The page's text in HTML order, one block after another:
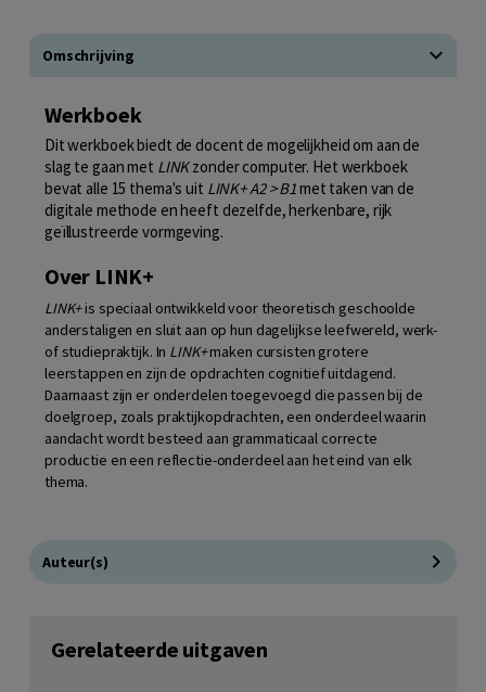
Omschrijving
Werkboek
Dit werkboek biedt de docent de mogelijkheid om aan de
slag te gaan met LINKzonder computer. Het werkboek
bevat alle 15 thema's uit LINK+ A2 > B1met taken van de
digitale methode en heeft dezelfde, herkenbare, rijk
geïllustreerde vormgeving.
Over LINK+
LINK+is speciaal ontwikkeld voor theoretisch geschoolde
anderstaligen en sluit aan op hun dagelijkse leefwereld, werk-
of studiepraktijk. In LINK+maken cursisten grotere
leerstappen en zijn de opdrachten cognitief uitdagend.
Daarnaast zijn er onderdelen toegevoegd die passen bij de
doelgroep, zoals praktijkopdrachten, een onderdeel waarin
aandacht wordt besteed aan grammaticaal correcte
productie en een reflectie-onderdeel aan het eind van elk
thema.
Auteur(s)
Gerelateerde uitgaven